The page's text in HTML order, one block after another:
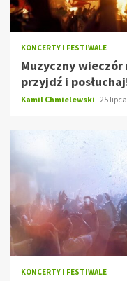
KONCERTY I FESTIWALE
Muzyczny
przyjdź i
Kamil Chmielewski 25
KONCERTY I FESTIWALE